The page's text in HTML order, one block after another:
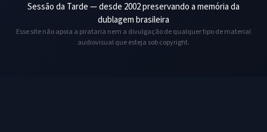
Sessão da Tarde — desde 2002 preservando a memória da
dublagem brasileira
Esse site não apoia a pirataria nem a divulgação de qualquer tipo de material
audiovisual que esteja sob copyright.